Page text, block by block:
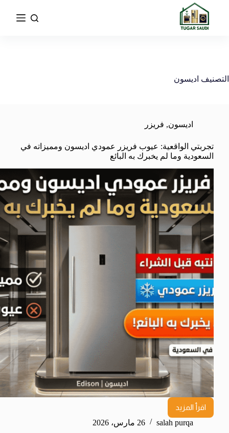
التصنيف اديسون
اديسون, فريزر
تجربتي الواقعية: عيوب فريزر عمودي اديسون ومميزاته في
السعودية وما لم يخبرك به البائع
اقرأ المزيد
salah purqa
26 مارس، 2026